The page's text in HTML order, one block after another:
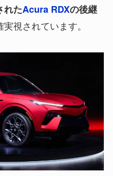
れたAcura RDXの後継
視されています。